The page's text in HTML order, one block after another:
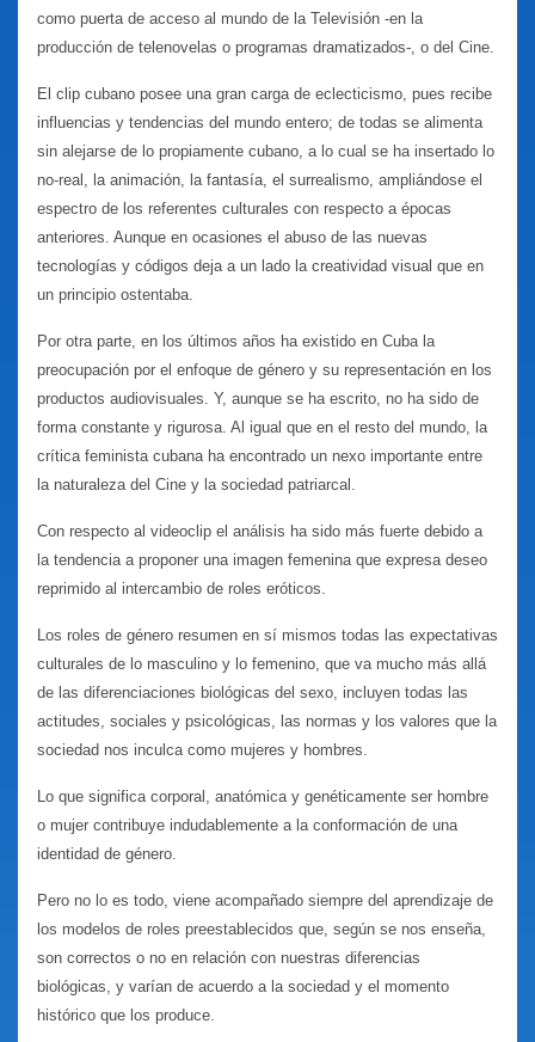
como puerta de acceso al mundo de la Televisión -en la
producción de telenovelas o programas dramatizados-, o del Cine.
El clip cubano posee una gran carga de eclecticismo, pues recibe
influencias y tendencias del mundo entero; de todas se alimenta
sin alejarse de lo propiamente cubano, a lo cual se ha insertado lo
no-real, la animación, la fantasía, el surrealismo, ampliándose el
espectro de los referentes culturales con respecto a épocas
anteriores. Aunque en ocasiones el abuso de las nuevas
tecnologías y códigos deja a un lado la creatividad visual que en
un principio ostentaba.
Por otra parte, en los últimos años ha existido en Cuba la
preocupación por el enfoque de género y su representación en los
productos audiovisuales. Y, aunque se ha escrito, no ha sido de
forma constante y rigurosa. Al igual que en el resto del mundo, la
crítica feminista cubana ha encontrado un nexo importante entre
la naturaleza del Cine y la sociedad patriarcal.
Con respecto al videoclip el análisis ha sido más fuerte debido a
la tendencia a proponer una imagen femenina que expresa deseo
reprimido al intercambio de roles eróticos.
Los roles de género resumen en sí mismos todas las expectativas
culturales de lo masculino y lo femenino, que va mucho más allá
de las diferenciaciones biológicas del sexo, incluyen todas las
actitudes, sociales y psicológicas, las normas y los valores que la
sociedad nos inculca como mujeres y hombres.
Lo que significa corporal, anatómica y genéticamente ser hombre
o mujer contribuye indudablemente a la conformación de una
identidad de género.
Pero no lo es todo, viene acompañado siempre del aprendizaje de
los modelos de roles preestablecidos que, según se nos enseña,
son correctos o no en relación con nuestras diferencias
biológicas, y varían de acuerdo a la sociedad y el momento
histórico que los produce.